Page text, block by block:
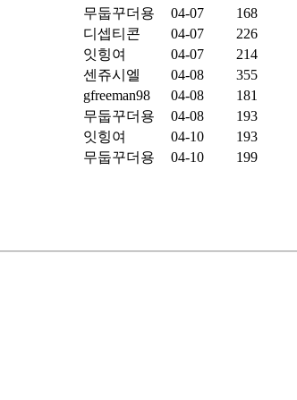
무둡꾸더용 04-07
168
디셉티콘 04-07
226
잇힝여 04-07
214
센쥬시엘 04-08
355
gfreeman98 04-08
181
무둡꾸더용 04-08
193
잇힝여 04-10
193
무둡꾸더용 04-10
199